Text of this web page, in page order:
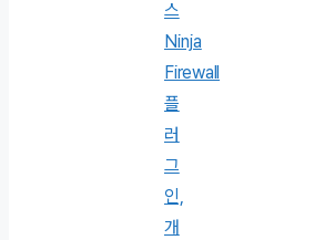
스
Ninja
Firewall
플
러
그
인,
개